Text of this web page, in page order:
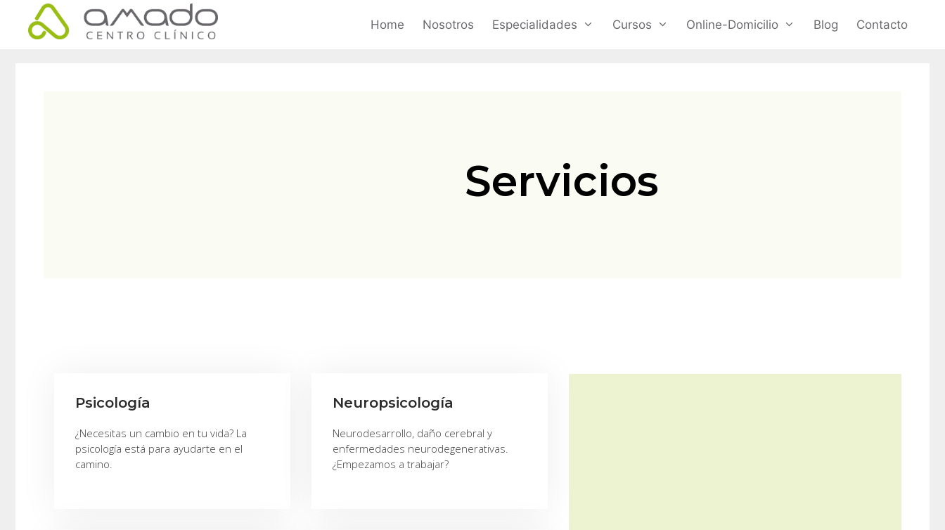
Home Nosotros Especialidades Cursos Online-Domicilio Blog Contacto
Servicios
Psicología
¿Necesitas un cambio en tu vida? La
psicología está para ayudarte en el
camino.
Neuropsicología
Neurodesarrollo, daño cerebral y
enfermedades neurodegenerativas.
¿Empezamos a trabajar?